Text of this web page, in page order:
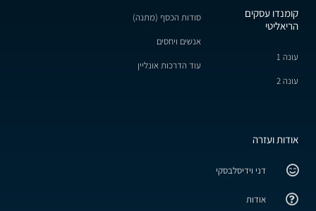
קומנדו עסקים
הריאליטי
עונה 1
עונה 2
סודות הכסף (מתנה)
אנשים ויחסים
עוד הדרכות אונליין
אודות ועזרה
דני וידיסלבסקי
אודות